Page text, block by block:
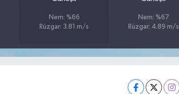
Nem: %66
Rüzgar: 3.81 m/s
Nem: %67
Rüzgar: 4.89 m/s